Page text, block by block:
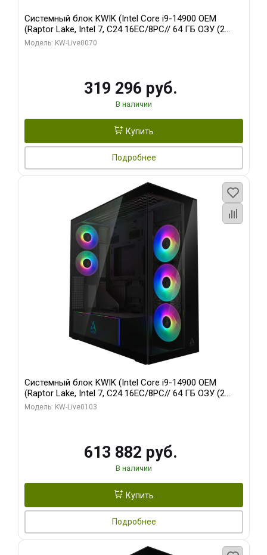
Системный блок KWIK (Intel Core i9-14900 OEM
(Raptor Lake, Intel 7, C24 16EC/8PC// 64 ГБ ОЗУ (2
модуля)/ Gigabyte RTX5080 XTREME WATERFORCE
Модель: KW-Live0070
319 296 руб.
В наличии
Купить
Подробнее
Системный блок KWIK (Intel Core i9-14900 OEM
(Raptor Lake, Intel 7, C24 16EC/8PC// 64 ГБ ОЗУ (2
модуля)/ Afox RTX4090 24GB GDDR6X 384-Bit 3xDP
Модель: KW-Live0103
613 882 руб.
В наличии
Купить
Подробнее